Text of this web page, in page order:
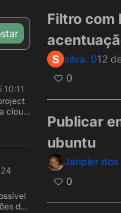
10:11
cloud
Cloud
de
Filtro com
S silva. 012
0
Publicar
ubuntu
Janpier dos
0